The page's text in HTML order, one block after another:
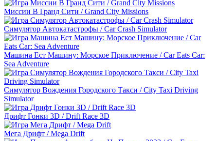
Миссии В Гранд Сити / Grand City Missions
Симулятор Автокатастрофы / Car Crash Simulator
Машина Ест Машину: Морское Приключение / Car Eats Car:
Sea Adventure
Симулятор Вождения Городского Такси / City Taxi Driving
Simulator
Дрифт Гонки 3D / Drift Race 3D
Мега Дрифт / Mega Drift